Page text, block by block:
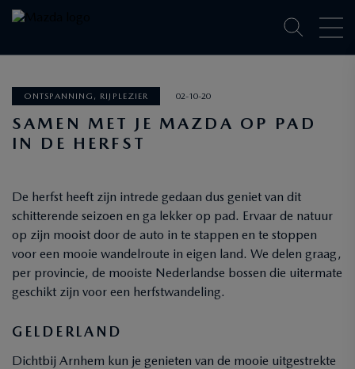
ONTSPANNING, RIJPLEZIER 02-10-20
SAMEN MET JE MAZDA OP PAD
IN DE HERFST
De herfst heeft zijn intrede gedaan dus geniet van dit
schitterende seizoen en ga lekker op pad. Ervaar de natuur
op zijn mooist door de auto in te stappen en te stoppen
voor een mooie wandelroute in eigen land. We delen graag,
per provincie, de mooiste Nederlandse bossen die uitermate
geschikt zijn voor een herfstwandeling.
GELDERLAND
Dichtbij Arnhem kun je genieten van de mooie uitgestrekte